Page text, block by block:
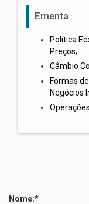
Ementa
Política
Preços;
Câmbio
Formas
Negócios
Nome:*